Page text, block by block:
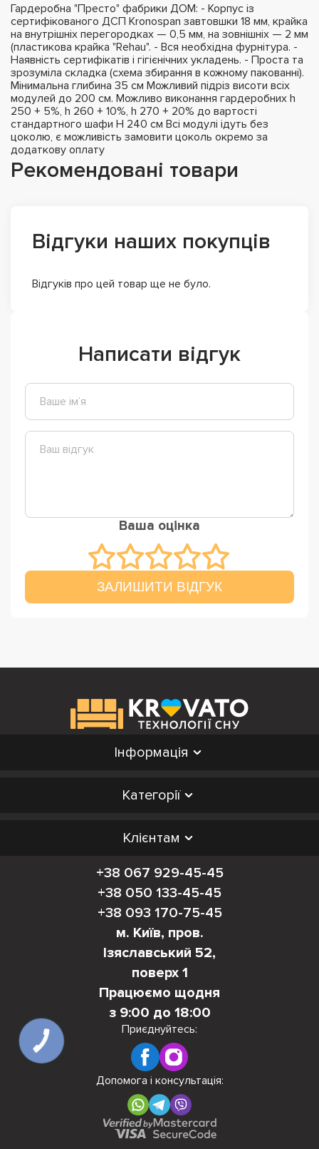
Гардеробна "Престо" фабрики ДОМ: - Корпус із
сертифікованого ДСП Kronospan завтовшки 18 мм, крайка
на внутрішніх перегородках — 0,5 мм, на зовнішніх — 2 мм
(пластикова крайка "Rehau". - Вся необхідна фурнітура. -
Наявність сертифікатів і гігієнічних укладень. - Проста та
зрозуміла складка (схема збирання в кожному пакованні).
Мінимальна глибина 35 см Можливий підріз висоти всіх
модулей до 200 см. Можливо виконання гардеробних h
250 + 5%, h 260 + 10%, h 270 + 20% до вартості
стандартного шафи H 240 см Всі модулі ідуть без
цоколю, є можливість замовити цоколь окремо за
додаткову оплату
Рекомендовані товари
Відгуки наших покупців
Відгуків про цей товар ще не було.
Написати відгук
Ваша оцінка
ЗАЛИШИТИ ВІДГУК
Інформація
Категорії
Клієнтам
+38 067 929-45-45
+38 050 133-45-45
+38 093 170-75-45
м. Київ, пров.
Ізяславський 52,
поверх 1
Працюємо щодня
з 9:00 до 18:00
Приєднуйтесь:
Допомога і консультація:
КНОПКА
ЗВ'ЯЗКУ